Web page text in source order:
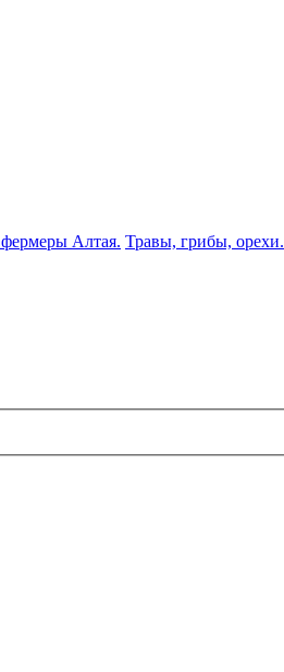
Алтая. Травы, грибы, орехи.